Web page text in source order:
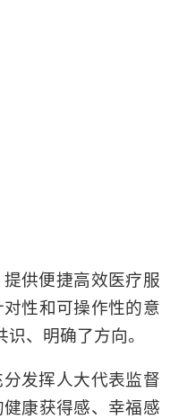
供便捷高效医疗服
性和可操作性的意
、明确了方向。
发挥人大代表监督
康获得感、幸福感